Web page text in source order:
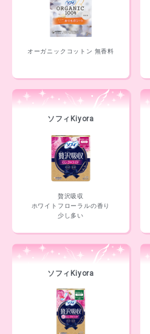
オーガニックコットン 無香料
ソフィKiyora
贅沢吸収
ホワイトフローラルの香り
少し多い
ソフィKiyora